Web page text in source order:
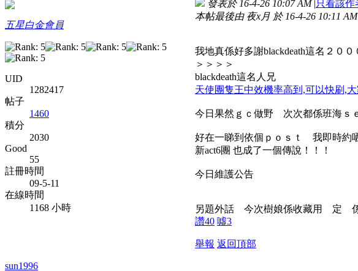
五星白金會員
UID
1282417
帖子
1460
積分
2030
Good
55
註冊時間
09-5-11
在線時間
1168 小時
發表於 16-4-26 10:07 AM |只看該作
本帖最後由 夜x月 於 16-4-26 10:11
我地真係好多謝blackdeath這名２
＞＞＞＞
blackdeath這名人兄
天使團隻王中效機率高到,可以快刷,
今日果然ｇｃ做野 次次都係班
好在一睇到依個ｐｏｓｔ 我即時約
新act6團 也成了一個傳說！！！
今日維護公告
另題外話 今次樹娘係收藏用 定
讚40 噓3
舉報 返回頂部
sun1996